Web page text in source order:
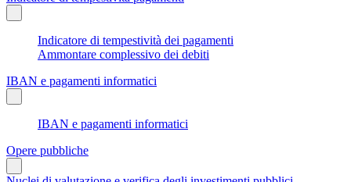
Indicatore di tempestività dei pagamenti
Ammontare complessivo dei debiti
IBAN e pagamenti informatici
IBAN e pagamenti informatici
Opere pubbliche